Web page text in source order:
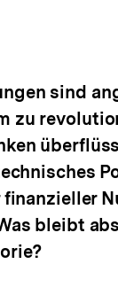
sind
zu
bleibt